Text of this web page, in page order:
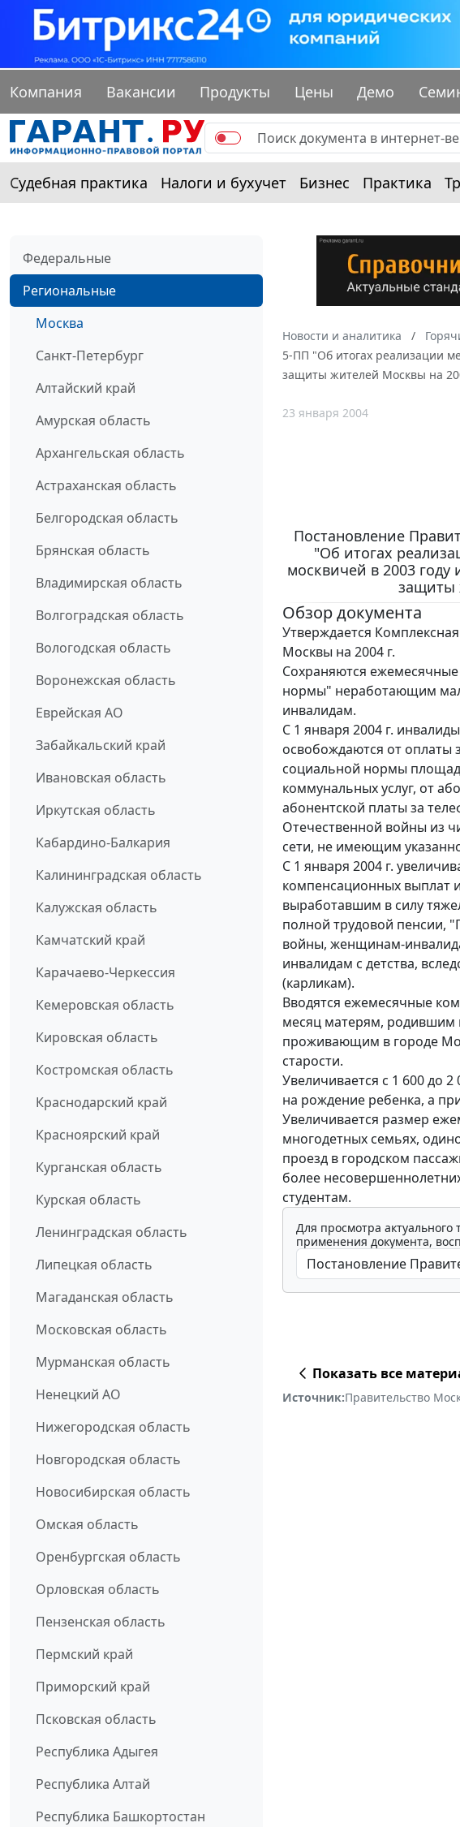
Компания Вакансии Продукты Цены Демо
Судебная практика Налоги и бухучет Бизнес Практика
Федеральные
Региональные
Москва
Санкт-Петербург
Алтайский край
Амурская область
Архангельская область
Астраханская область
Белгородская область
Брянская область
Владимирская область
Волгоградская область
Вологодская область
Воронежская область
Еврейская АО
Забайкальский край
Ивановская область
Иркутская область
Кабардино-Балкария
Калининградская область
Калужская область
Камчатский край
Карачаево-Черкессия
Кемеровская область
Кировская область
Костромская область
Краснодарский край
Красноярский край
Курганская область
Курская область
Ленинградская область
Липецкая область
Магаданская область
Московская область
Мурманская область
Ненецкий АО
Нижегородская область
Новгородская область
Новосибирская область
Омская область
Оренбургская область
Орловская область
Пензенская область
Пермский край
Приморский край
Псковская область
Республика Адыгея
Республика Алтай
Республика Башкортостан
Новости и аналитика
5-ПП "Об итогах реализации
защиты жителей Москвы на
23 января 2004
Постановление
"Об итогах
москвичей в 2003
защиты
Обзор документа
Утверждается
Москвы на 2004 г.
Сохраняются
нормы" неработающим
инвалидам.
С 1 января 2004 г.
освобождаются от оплаты
социальной нормы
коммунальных услуг, от
абонентской платы за
Отечественной войны из
сети, не имеющим
С 1 января 2004 г.
компенсационных выплат
выработавшим в силу
полной трудовой пенсии,
войны, женщинам-
инвалидам с детства,
(карликам).
Вводятся ежемесячные
месяц матерям, родившим
проживающим в городе
старости.
Увеличивается с 1 600 до
на рождение ребенка, а
Увеличивается размер
многодетных семьях,
проезд в городском
более
студентам.
Для просмотра
применения документа,
Показать все
Источник:Правительство